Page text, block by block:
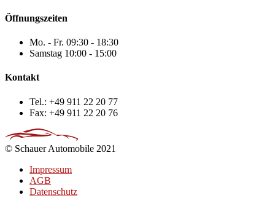
Öffnungszeiten
Mo. - Fr. 09:30 - 18:30
Samstag 10:00 - 15:00
Kontakt
Tel.: +49 911 22 20 77
Fax: +49 911 22 20 76
© Schauer Automobile 2021
Impressum
AGB
Datenschutz